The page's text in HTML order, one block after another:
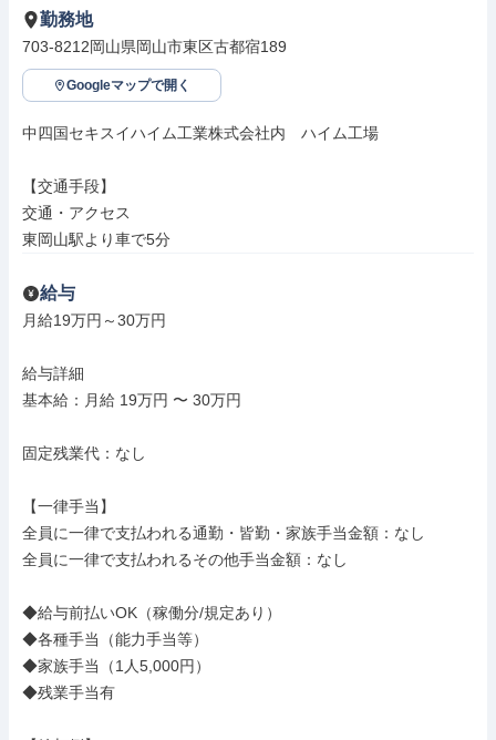
勤務地
703-8212岡山県岡山市東区古都宿189
Googleマップで開く
中四国セキスイハイム工業株式会社内　ハイム工場
【交通手段】
交通・アクセス
東岡山駅より車で5分
給与
月給19万円～30万円
給与詳細
基本給：月給 19万円 〜 30万円
固定残業代：なし
【一律手当】
全員に一律で支払われる通勤・皆勤・家族手当金額：なし
全員に一律で支払われるその他手当金額：なし
◆給与前払いOK（稼働分/規定あり）
◆各種手当（能力手当等）
◆家族手当（1人5,000円）
◆残業手当有